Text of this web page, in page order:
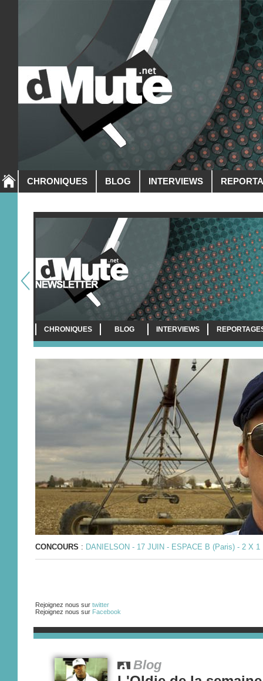
CHRONIQUES BLOG INTERVIEWS
CHRONIQUES BLOG INTERVIEWS
CONCOURS : DANIELSON - 17 JUIN - ESPACE B (Paris) - 2 X 1
Rejoignez nous sur twitter
Rejoignez nous sur Facebook
Blog